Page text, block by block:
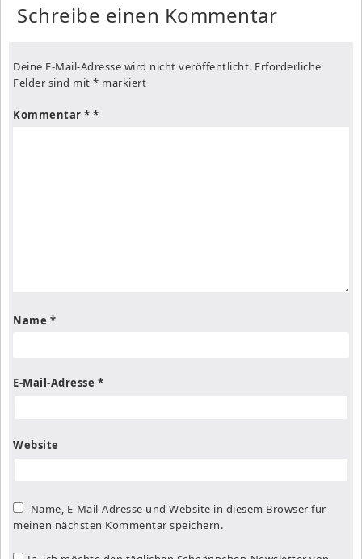
Schreibe einen Kommentar
Deine E-Mail-Adresse wird nicht veröffentlicht. Erforderliche
Felder sind mit * markiert
Kommentar *
Name *
E-Mail-Adresse *
Website
Name, E-Mail-Adresse und Website in diesem Browser für
meinen nächsten Kommentar speichern.